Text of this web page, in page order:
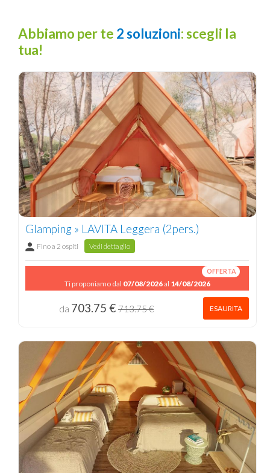
Abbiamo per te 2 soluzioni: scegli la
tua!
Glamping » LAVITA Leggera (2pers.)
Fino a 2 ospiti Vedi dettaglio
OFFERTA
Ti proponiamo dal 07/08/2026al 14/08/2026
da 703.75 € 713.75 € ESAURITA